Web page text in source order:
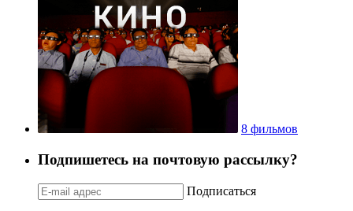
8 фильмов
Подпишетесь на почтовую рассылку?
Подписаться